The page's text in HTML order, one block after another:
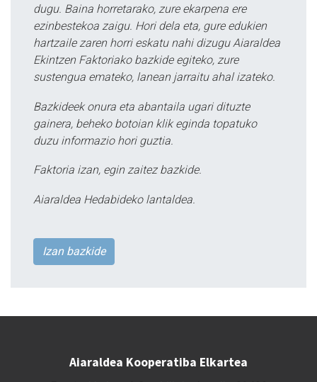
dugu. Baina horretarako, zure ekarpena ere
ezinbestekoa zaigu. Hori dela eta, gure edukien
hartzaile zaren horri eskatu nahi dizugu Aiaraldea
Ekintzen Faktoriako bazkide egiteko, zure
sustengua emateko, lanean jarraitu ahal izateko.
Bazkideek onura eta abantaila ugari dituzte
gainera, beheko botoian klik eginda topatuko
duzu informazio hori guztia.
Faktoria izan, egin zaitez bazkide.
Aiaraldea Hedabideko lantaldea.
Izan bazkide
Aiaraldea Kooperatiba Elkartea